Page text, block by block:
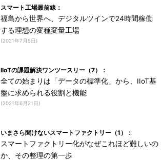
スマート工場最前線：
福島から世界へ、デジタルツインで24時間稼働
する理想の変種変量工場
(2021年7月5日)
IIoTの課題解決ワンツースリー（7）：
全ての始まりは「データの標準化」から、IIoT基
盤に求められる役割と機能
(2021年6月21日)
いまさら聞けないスマートファクトリー（1）：
スマートファクトリー化がなぜこれほど難しいの
か、その整理の第一歩